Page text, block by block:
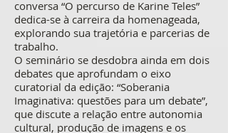
conversa “O percurso de Karine Teles”
dedica-se à carreira da homenageada,
explorando sua trajetória e parcerias de
trabalho.
O seminário se desdobra ainda em dois
debates que aprofundam o eixo
curatorial da edição: “Soberania
Imaginativa: questões para um debate”,
que discute a relação entre autonomia
cultural, produção de imagens e os